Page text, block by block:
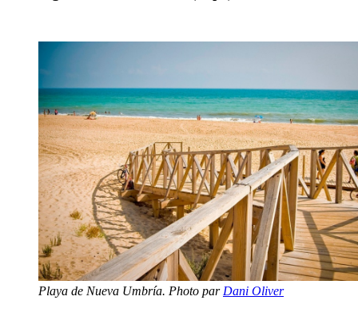
Playa de Nueva Umbría. Photo par Dani Oliver